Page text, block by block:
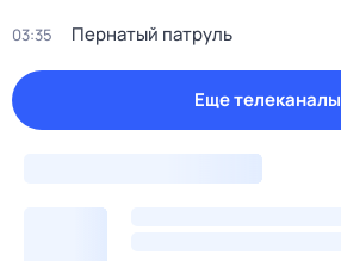
03:35 Пернатый патруль
Еще телеканалы